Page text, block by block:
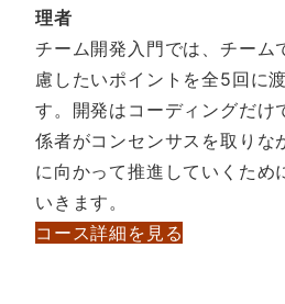
理者
チーム開発入門では、チーム
慮したいポイントを全5回に
す。開発はコーディングだけ
係者がコンセンサスを取りな
に向かって推進していくため
いきます。
コース詳細を見る